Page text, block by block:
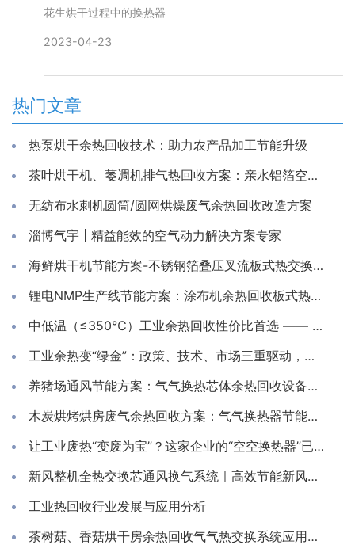
花生烘干过程中的换热器
2023-04-23
热门文章
热泵烘干余热回收技术：助力农产品加工节能升级
茶叶烘干机、萎凋机排气热回收方案：亲水铝箔空气换热器
无纺布水刺机圆筒/圆网烘燥废气余热回收改造方案
淄博气宇 | 精益能效的空气动力解决方案专家
海鲜烘干机节能方案-不锈钢箔叠压叉流板式热交换芯体
锂电NMP生产线节能方案：涂布机余热回收板式热交换器
中低温（≤350℃）工业余热回收性价比首选 —— 淄博气宇空调
工业余热变“绿金”：政策、技术、市场三重驱动，千亿级产业迈入高质量发展新阶段
养猪场通风节能方案：气气换热芯体余热回收设备应用
木炭烘烤烘房废气余热回收方案：气气换热器节能应用
让工业废热“变废为宝”？这家企业的“空空换热器”已成节能新宠！
新风整机全热交换芯通风换气系统｜高效节能新风换气机解决方案
工业热回收行业发展与应用分析
茶树菇、香菇烘干房余热回收气气热交换系统应用方案